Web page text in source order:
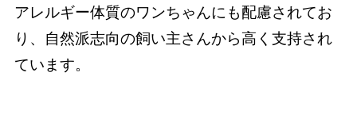
アレルギー体質のワンちゃんにも配慮されてお
り、自然派志向の飼い主さんから高く支持され
ています。